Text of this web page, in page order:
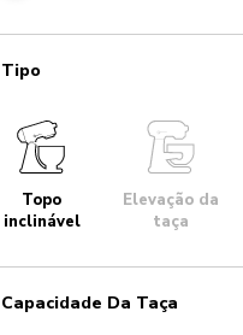
Tipo
Topo
inclinável
Elevação da
taça
Capacidade Da Taça